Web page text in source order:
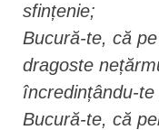
sfințenie;
Bucură-te, că
dragoste
încredințându-
Bucură-te, că